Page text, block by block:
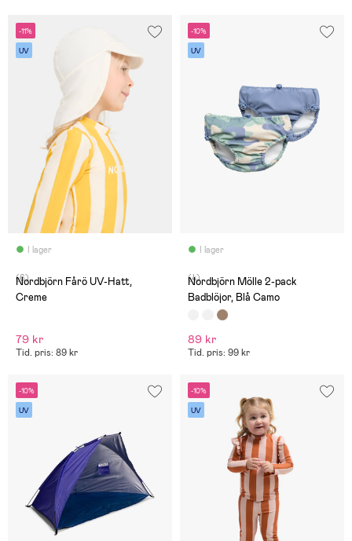
-11%
UV
I lager
(6)
Nordbjörn Fårö UV-Hatt,
Creme
79 kr
Tid. pris: 89 kr
-10%
UV
I lager
(4)
Nordbjörn Mölle 2-pack
Badblöjor, Blå Camo
89 kr
Tid. pris: 99 kr
-10%
UV
-10%
UV